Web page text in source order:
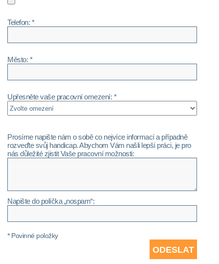
Telefon: *
Město: *
Upřesněte vaše pracovní omezení: *
Prosíme napište nám o sobě co nejvíce informací a případně
rozveďte svůj handicap. Abychom Vám našli lepší práci, je pro
nás důležité zjistit Vaše pracovní možnosti:
Napište do políčka „nospam“:
* Povinné položky